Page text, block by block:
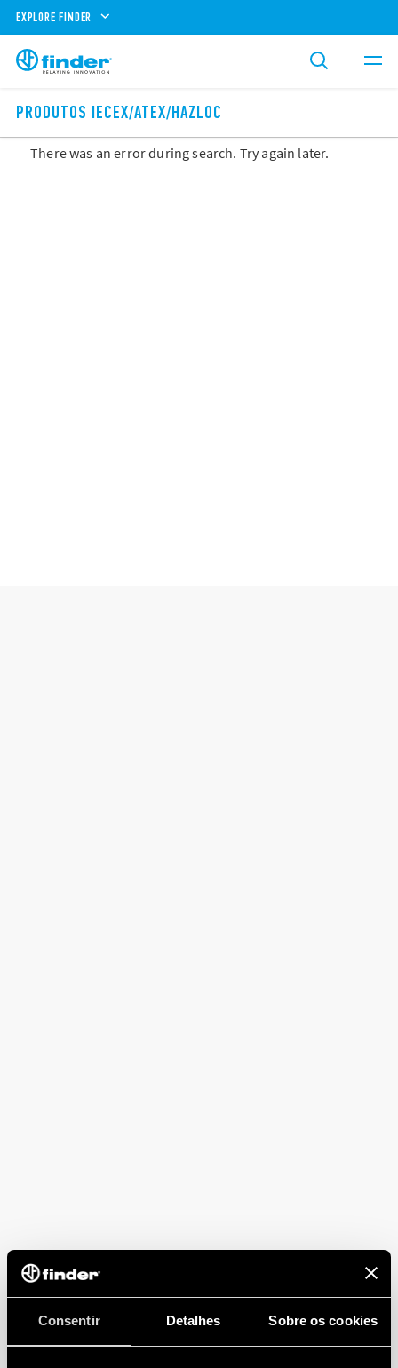
Consentir Detalhes Sobre os cookies
EXPLORE FINDER
PRODUTOS IECEX/ATEX/HAZLOC
There was an error during search. Try again later.